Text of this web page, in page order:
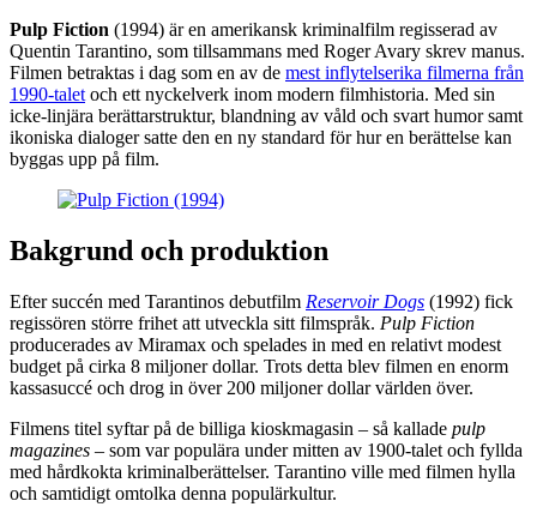
Pulp Fiction (1994) är en amerikansk kriminalfilm regisserad av
Quentin Tarantino, som tillsammans med Roger Avary skrev manus.
Filmen betraktas i dag som en av de mest inflytelserika filmerna från
1990-talet och ett nyckelverk inom modern filmhistoria. Med sin
icke-linjära berättarstruktur, blandning av våld och svart humor samt
ikoniska dialoger satte den en ny standard för hur en berättelse kan
byggas upp på film.
Bakgrund och produktion
Efter succén med Tarantinos debutfilm Reservoir Dogs (1992) fick
regissören större frihet att utveckla sitt filmspråk. Pulp Fiction
producerades av Miramax och spelades in med en relativt modest
budget på cirka 8 miljoner dollar. Trots detta blev filmen en enorm
kassasuccé och drog in över 200 miljoner dollar världen över.
Filmens titel syftar på de billiga kioskmagasin – så kallade pulp
magazines – som var populära under mitten av 1900-talet och fyllda
med hårdkokta kriminalberättelser. Tarantino ville med filmen hylla
och samtidigt omtolka denna populärkultur.